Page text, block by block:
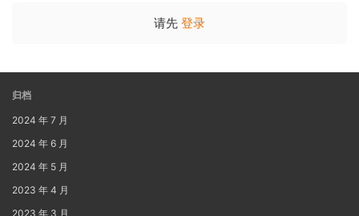
请先 登录
归档
2024 年 7 月
2024 年 6 月
2024 年 5 月
2023 年 4 月
2023 年 3 月